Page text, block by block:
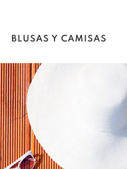
BLUSAS Y CAMISAS